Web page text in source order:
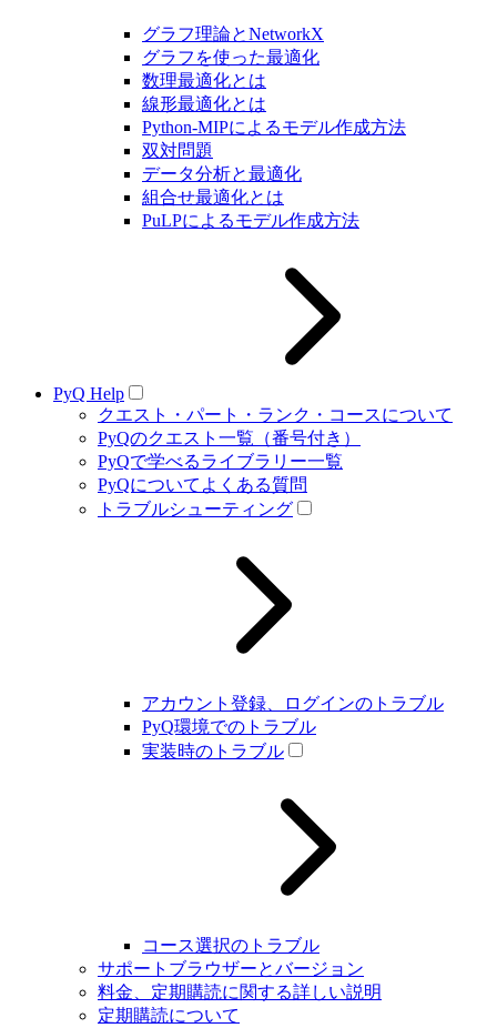
グラフ理論とNetworkX
グラフを使った最適化
数理最適化とは
線形最適化とは
Python-MIPによるモデル作成方法
双対問題
データ分析と最適化
組合せ最適化とは
PuLPによるモデル作成方法
PyQ Help
クエスト・パート・ランク・コースについて
PyQのクエスト一覧（番号付き）
PyQで学べるライブラリー一覧
PyQについてよくある質問
トラブルシューティング
アカウント登録、ログインのトラブル
PyQ環境でのトラブル
実装時のトラブル
コース選択のトラブル
サポートブラウザーとバージョン
料金、定期購読に関する詳しい説明
定期購読について